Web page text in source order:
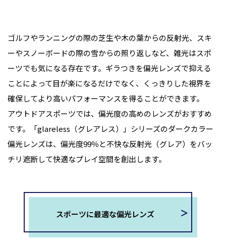
ゴルフやランニングの際の芝生や木の葉からの反射光、スキ
ーやスノーボードの際の雪からの照り返しなど、雑光はスポ
ーツでも気になる存在です。ギラつきを偏光レンズで抑える
ことによって目が楽になるだけでなく、くっきりした視界を
確保してより高いパフォーマンスを得ることができます。
アウトドアスポーツでは、偏光度の高めのレンズがおすすめ
です。「glareless（グレアレス）」シリーズのダークカラー
偏光レンズは、偏光度99％と不快な反射光（グレア）をバッ
チリ遮断して快適なプレイ空間を創出します。
スポーツに最適な偏光レンズ